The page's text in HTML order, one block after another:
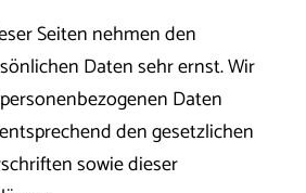
Seiten nehmen den
Daten sehr ernst. Wir
Daten
den gesetzlichen
sowie dieser